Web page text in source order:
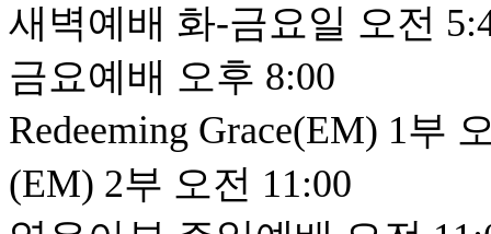
새벽예배 화-금요일 오전
금요예배 오후 8:00
Redeeming Grace(EM) 1부
(EM) 2부 오전 11:00